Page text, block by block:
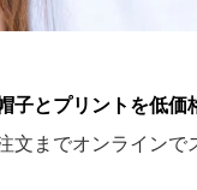
子とプリントを低価
までオンラインで